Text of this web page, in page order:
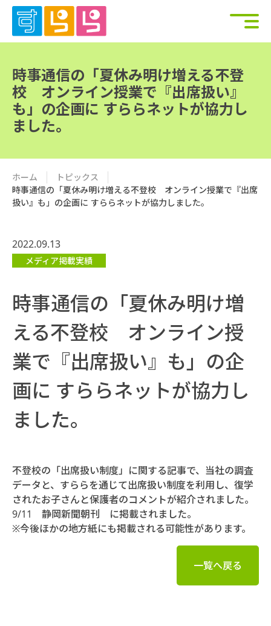
時事通信の「夏休み明け増える不登
校 オンライン授業で『出席扱い』
も」の企画に すららネットが協力し
ました。
ホーム
トピックス
時事通信の「夏休み明け増える不登校 オンライン授業で『出席
扱い』も」の企画に すららネットが協力しました。
2022.09.13
メディア掲載実績
時事通信の「夏休み明け増
える不登校 オンライン授
業で『出席扱い』も」の企
画に すららネットが協力し
ました。
不登校の「出席扱い制度」に関する記事で、当社の調査
データと、すららを通じて出席扱い制度を利用し、復学
されたお子さんと保護者のコメントが紹介されました。
9/11 静岡新聞朝刊 に掲載されました。
※今後ほかの地方紙にも掲載される可能性があります。
一覧へ戻る